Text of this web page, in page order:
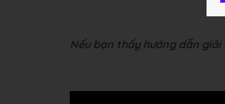
Nếu bạn thấy hướng dẫn giải